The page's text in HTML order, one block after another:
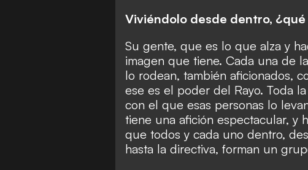
Viviéndolo desde dentro,
Su gente, que es lo que alza y
imagen que tiene. Cada una de
lo rodean, también aficionados,
ese es el poder del Rayo. Toda
con el que esas personas lo
tiene una afición espectacular, y
que todos y cada uno dentro,
hasta la directiva, forman un